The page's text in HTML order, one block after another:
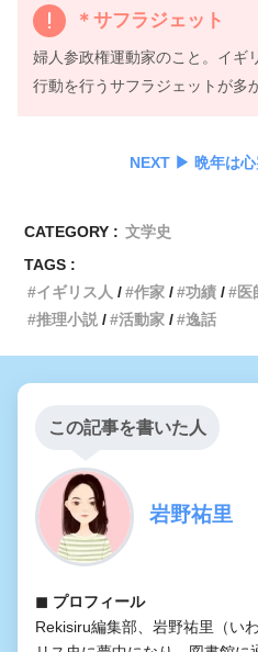
＊サフラジェット
婦人参政権運動家のこと。イギ
行動を行うサフラジェットが多
NEXT ▶︎ 晩年は心
CATEGORY : 文学史
TAGS :
イギリス人
作家 功績 医
推理小説
活動家 逸話
この記事を書いた人
岩野祐里
◼︎ プロフィール
Rekisiru編集部、岩野祐里（い